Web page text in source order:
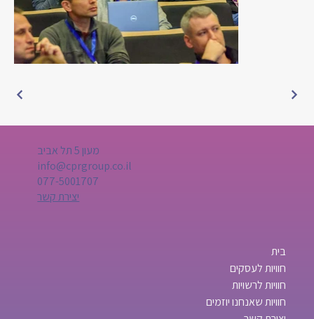
מעון 5 תל אביב
info@cprgroup.co.il
077-5001707
יצירת קשר
בית
חוויות לעסקים
חוויות לרשויות
חוויות שאנחנו יוזמים